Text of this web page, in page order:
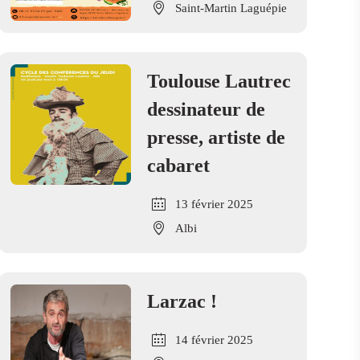
Saint-Martin Laguépie
Toulouse Lautrec
dessinateur de
presse, artiste de
cabaret
13 février 2025
Albi
Larzac !
14 février 2025